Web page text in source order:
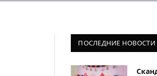
ПОСЛЕДНИЕ НОВОСТИ